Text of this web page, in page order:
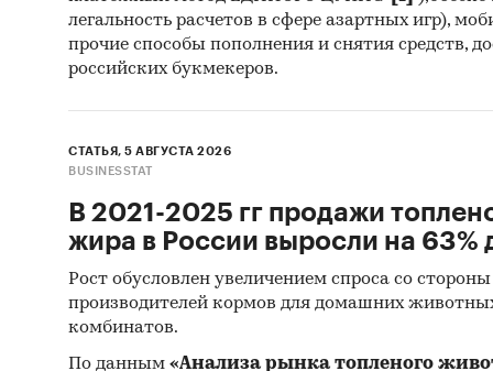
об
легальность расчетов в сфере азартных игр),
прочие способы пополнения и снятия средств,
российских букмекеров.
СТАТЬЯ, 5 АВГУСТА 2026
BUSINESSTAT
В 2021-2025 гг продажи
жира в России выросли на 63%
Рост обусловлен увеличением спроса со
производителей кормов для домашних
комбинатов.
По данным «Анализа рынка топленого